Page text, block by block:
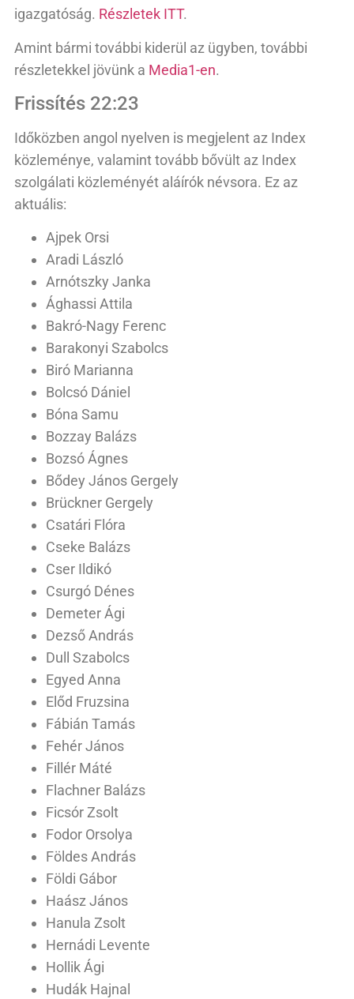
igazgatóság. Részletek ITT.
Amint bármi további kiderül az ügyben, további
részletekkel jövünk a Media1-en.
Frissítés 22:23
Időközben angol nyelven is megjelent az Index
közleménye, valamint tovább bővült az Index
szolgálati közleményét aláírók névsora. Ez az
aktuális:
Ajpek Orsi
Aradi László
Arnótszky Janka
Ághassi Attila
Bakró-Nagy Ferenc
Barakonyi Szabolcs
Biró Marianna
Bolcsó Dániel
Bóna Samu
Bozzay Balázs
Bozsó Ágnes
Bődey János Gergely
Brückner Gergely
Csatári Flóra
Cseke Balázs
Cser Ildikó
Csurgó Dénes
Demeter Ági
Dezső András
Dull Szabolcs
Egyed Anna
Előd Fruzsina
Fábián Tamás
Fehér János
Fillér Máté
Flachner Balázs
Ficsór Zsolt
Fodor Orsolya
Földes András
Földi Gábor
Haász János
Hanula Zsolt
Hernádi Levente
Hollik Ági
Hudák Hajnal